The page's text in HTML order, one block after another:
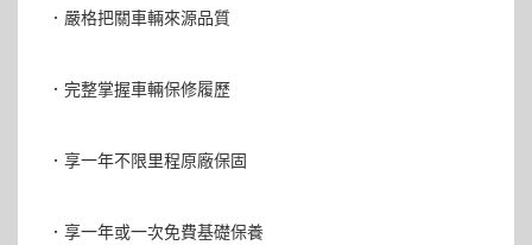
．嚴格把關車輛來源品質
．完整掌握車輛保修履歷
．享一年不限里程原廠保固
．享一年或一次免費基礎保養